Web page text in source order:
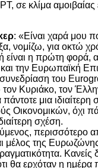
σε κλίμα αμοιβαίας
: «Είναι χαρά μου
νομίζω, για οκτώ
είναι η πρώτη
την Ευρωπαϊκή
του
Κυριάκο, τον
μια ιδιαίτερη
Οικονομικών, όχι
σχέση.
περισσότερο
μέλος της
Κανείς
θα ερχόταν η